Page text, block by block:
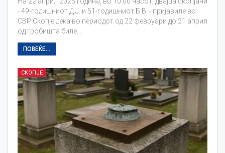
- 49-годишниот Д.Ј. и 51-годишниот Б.В. - пријавиле во
СВР Скопје дека во периодот од 22 февруари до 21 април
од гробишта биле…
ПОВЕЌЕ...
СКОПЈЕ